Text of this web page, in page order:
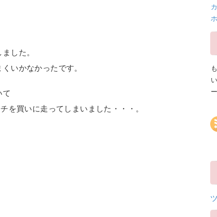
した。
いかなかったです。
て
を買いに走ってしまいました・・・。